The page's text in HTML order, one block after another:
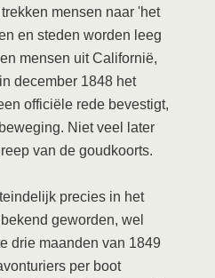
mensen naar 'het
en steden worden leeg
mensen uit Californië,
december 1848 het
officiële rede bevestigt,
Niet veel later
van de goudkoorts.
precies in het
geworden, wel
drie maanden van 1849
per boot